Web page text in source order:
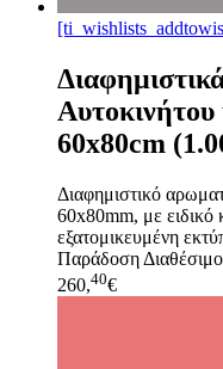
Αυτοκινήτου
60x80cm
Διαφημιστικό
60x80mm, με
εξατομικευμένη
Παράδοση
260,40€